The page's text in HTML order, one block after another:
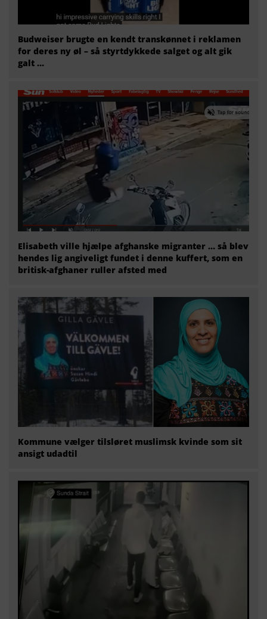
Budweiser brugte en kendt transkønnet i reklamen
for deres ny øl – så styrtdykkede salget og alt gik
galt …
Elisabeth ville hjælpe afghanske migranter … så blev
hendes lig angiveligt fundet i denne kuffert, som en
britisk-afghaner ruller afsted med
Kommune vælger tilsløret muslimsk kvinde som sit
ansigt udadtil